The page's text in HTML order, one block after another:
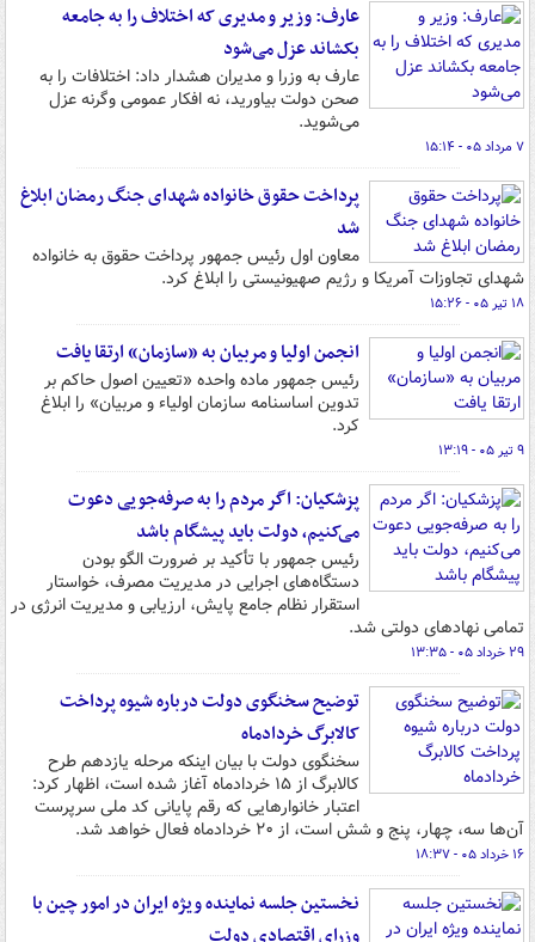
عارف: وزیر و مدیری که اختلاف را به جامعه
بکشاند عزل می‌شود
عارف به وزرا و مدیران هشدار داد: اختلافات را به
صحن دولت بیاورید، نه افکار عمومی وگرنه عزل
می‌شوید.
۷ مرداد ۰۵ - ۱۵:۱۴
پرداخت حقوق خانواده شهدای جنگ رمضان ابلاغ
شد
معاون اول رئیس جمهور پرداخت حقوق به خانواده
شهدای تجاوزات آمریکا و رژیم صهیونیستی را ابلاغ کرد.
۱۸ تیر ۰۵ - ۱۵:۲۶
انجمن اولیا و مربیان به «سازمان» ارتقا یافت
رئیس جمهور ماده واحده «تعیین اصول حاکم بر
تدوین اساسنامه سازمان اولیاء و مربیان» را ابلاغ
کرد.
۹ تیر ۰۵ - ۱۳:۱۹
پزشکیان: اگر مردم را به صرفه‌جویی دعوت
می‌کنیم، دولت باید پیشگام باشد
رئیس جمهور با تأکید بر ضرورت الگو بودن
دستگاه‌های اجرایی در مدیریت مصرف، خواستار
استقرار نظام جامع پایش، ارزیابی و مدیریت انرژی در
تمامی نهادهای دولتی شد.
۲۹ خرداد ۰۵ - ۱۳:۳۵
توضیح سخنگوی دولت درباره شیوه پرداخت
کالابرگ خردادماه
سخنگوی دولت با بیان اینکه مرحله یازدهم طرح
کالابرگ از ۱۵ خردادماه آغاز شده است، اظهار کرد:
اعتبار خانوارهایی که رقم پایانی کد ملی سرپرست
آن‌ها سه، چهار، پنج و شش است، از ۲۰ خردادماه فعال خواهد شد.
۱۶ خرداد ۰۵ - ۱۸:۳۷
نخستین جلسه نماینده ویژه ایران در امور چین با